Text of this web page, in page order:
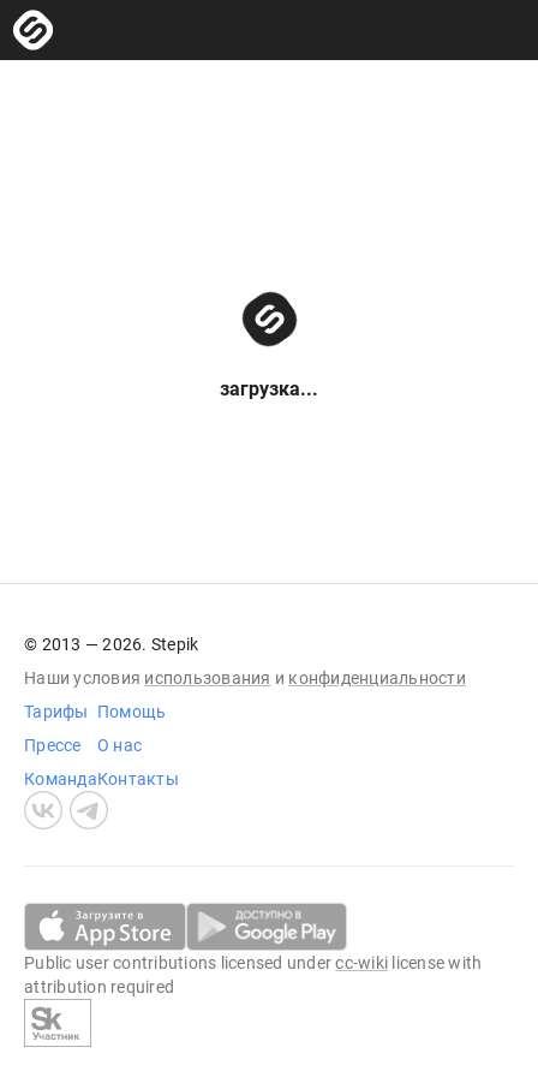
загрузка...
© 2013 — 2026. Stepik
Наши условия использования и конфиденциальности
Тарифы
Прессе
Команда
Помощь
О нас
Контакты
Public user contributions licensed undercc-wiki license with
attribution required